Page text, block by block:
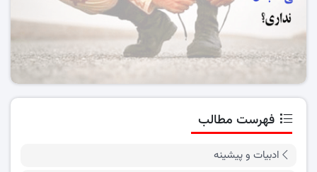
فهرست مطالب
ادبیات و پیشینه